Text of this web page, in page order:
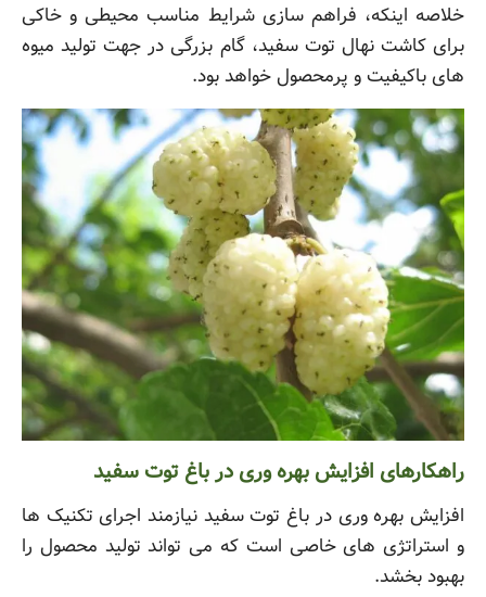
خلاصه اینکه، فراهم سازی شرایط مناسب محیطی و خاکی
برای کاشت نهال توت سفید، گام بزرگی در جهت تولید میوه
های باکیفیت و پرمحصول خواهد بود.
راهکارهای افزایش بهره وری در باغ توت سفید
افزایش بهره وری در باغ توت سفید نیازمند اجرای تکنیک ها
و استراتژی های خاصی است که می تواند تولید محصول را
بهبود بخشد.